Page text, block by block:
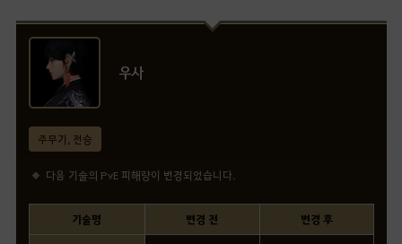
우사
주무기, 전승
다음 기술의 PvE 피해량이 변경되었습니다.
기술명 변경 전 변경 후